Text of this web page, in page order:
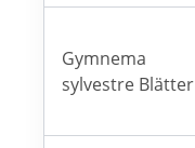
Gymnema
sylvestre Blätter